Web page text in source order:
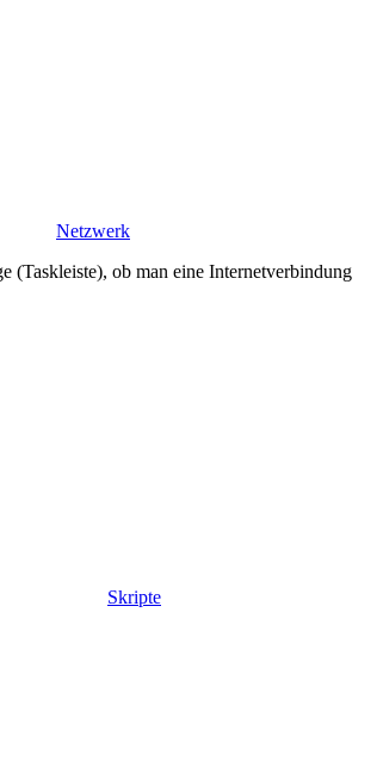
Netzwerk
(Taskleiste), ob man eine Internetverbindung
Skripte